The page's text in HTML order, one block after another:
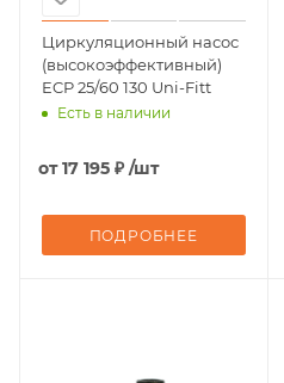
Циркуляционный насос
(высокоэффективный)
ECP 25/60 130 Uni-Fitt
Есть в наличии
от17 195 ₽ /шт
ПОДРОБНЕЕ